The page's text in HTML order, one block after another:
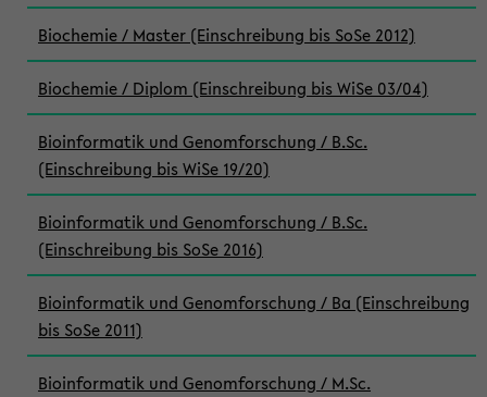
Biochemie / Master (Einschreibung bis SoSe 2012)
Biochemie / Diplom (Einschreibung bis WiSe 03/04)
Bioinformatik und Genomforschung / B.Sc.
(Einschreibung bis WiSe 19/20)
Bioinformatik und Genomforschung / B.Sc.
(Einschreibung bis SoSe 2016)
Bioinformatik und Genomforschung / Ba (Einschreibung
bis SoSe 2011)
Bioinformatik und Genomforschung / M.Sc.